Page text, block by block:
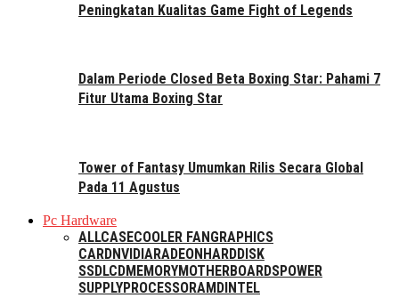
Peningkatan Kualitas Game Fight of Legends
Dalam Periode Closed Beta Boxing Star: Pahami 7
Fitur Utama Boxing Star
Tower of Fantasy Umumkan Rilis Secara Global
Pada 11 Agustus
Pc Hardware
ALLCASECOOLER FAN GRAPHICS
CARDNVIDIARADEON HARDDISK
SSDLCDMEMORYMOTHERBOARDSPOWER
SUPPLYPROCESSORAMD INTEL